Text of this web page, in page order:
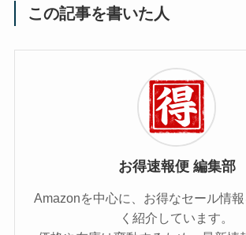
この記事を書いた人
お得速報便 編集部
Amazonを中心に、お得なセール情
く紹介しています。